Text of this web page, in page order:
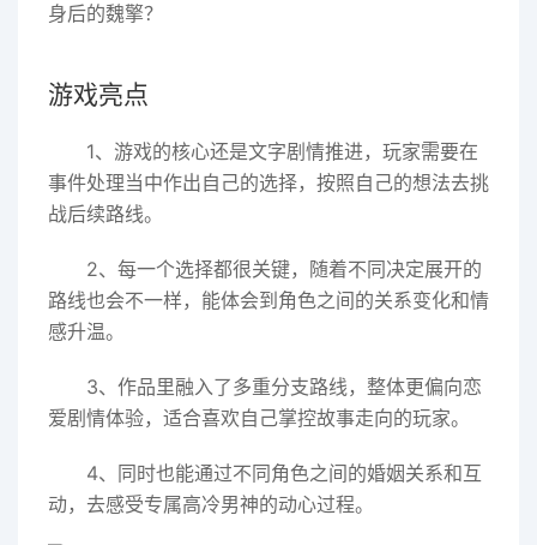
身后的魏擎？
游戏亮点
1、游戏的核心还是文字剧情推进，玩家需要在
事件处理当中作出自己的选择，按照自己的想法去挑
战后续路线。
2、每一个选择都很关键，随着不同决定展开的
路线也会不一样，能体会到角色之间的关系变化和情
感升温。
3、作品里融入了多重分支路线，整体更偏向恋
爱剧情体验，适合喜欢自己掌控故事走向的玩家。
4、同时也能通过不同角色之间的婚姻关系和互
动，去感受专属高冷男神的动心过程。